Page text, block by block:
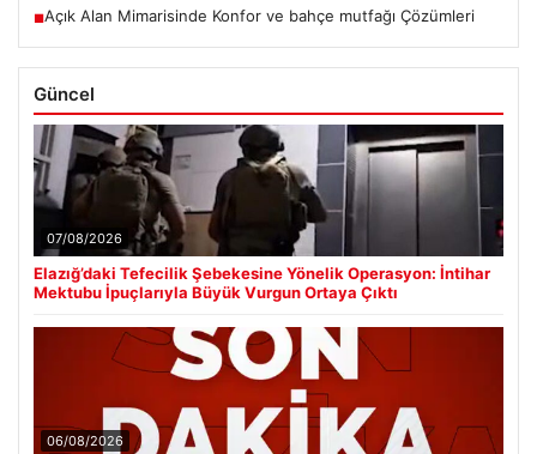
■Açık Alan Mimarisinde Konfor ve bahçe mutfağı Çözümleri
Güncel
07/08/2026
Elazığ’daki Tefecilik Şebekesine Yönelik Operasyon: İntihar
Mektubu İpuçlarıyla Büyük Vurgun Ortaya Çıktı
06/08/2026